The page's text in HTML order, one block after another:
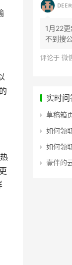
1月22
不到搜
评论于 微信
实时问
草稿箱
如何领
如何领
壹伴的